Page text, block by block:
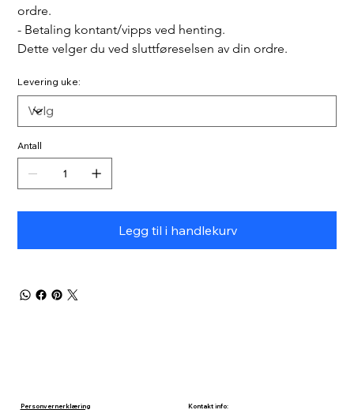
ordre.
- Betaling kontant/vipps ved henting.
Dette velger du ved sluttføreselsen av din ordre.
Levering uke:
Antall
Legg til i handlekurv
Personvernerklæring Kontakt info: